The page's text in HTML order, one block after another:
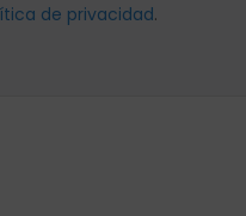
de privacidad.